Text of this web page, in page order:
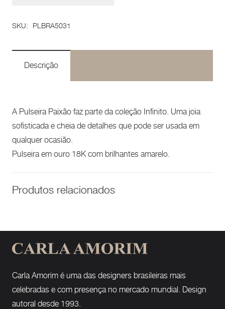
P
SKU: PLBRA5031
Descrição
A Pulseira Paixão faz parte da coleção Infinito. Uma joia
sofisticada e cheia de detalhes que pode ser usada em
qualquer ocasião.
Pulseira em ouro 18K com brilhantes amarelo.
Produtos relacionados
Carla Amorim é uma das designers brasileiras mais
celebradas e com presença no mercado mundial. Design
autoral desde 1993.